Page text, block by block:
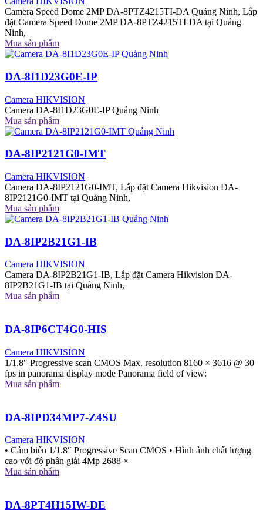
Camera Speed Dome 2MP DA-8PTZ4215TI-DA Quảng Ninh, Lắp
đặt Camera Speed Dome 2MP DA-8PTZ4215TI-DA tại Quảng
Ninh,
Mua sản phẩm
DA-8I1D23G0E-IP
Camera HIKVISION
Camera DA-8I1D23G0E-IP Quảng Ninh
Mua sản phẩm
DA-8IP2121G0-IMT
Camera HIKVISION
Camera DA-8IP2121G0-IMT, Lắp đặt Camera Hikvision DA-
8IP2121G0-IMT tại Quảng Ninh,
Mua sản phẩm
DA-8IP2B21G1-IB
Camera HIKVISION
Camera DA-8IP2B21G1-IB, Lắp đặt Camera Hikvision DA-
8IP2B21G1-IB tại Quảng Ninh,
Mua sản phẩm
DA-8IP6CT4G0-HIS
Camera HIKVISION
1/1.8″ Progressive scan CMOS Max. resolution 8160 × 3616 @ 30
fps in panorama display mode Panorama field of view:
Mua sản phẩm
DA-8IPD34MP7-Z4SU
Camera HIKVISION
• Cảm biến 1/1.8″ Progressive Scan CMOS • Hình ảnh chất lượng
cao với độ phân giải 4Mp 2688 ×
Mua sản phẩm
DA-8PT4H15IW-DE